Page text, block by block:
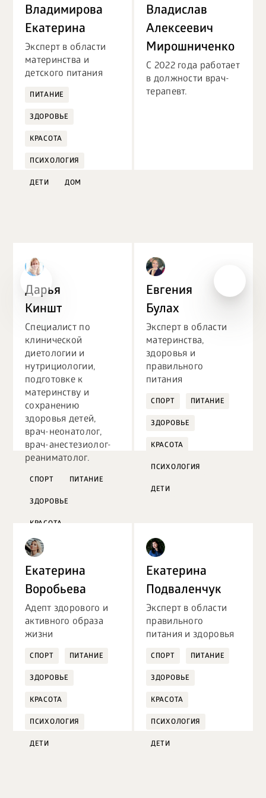
Владимирова
Екатерина
Эксперт в области
материнства и
детского питания
ПИТАНИЕ
ЗДОРОВЬЕ
КРАСОТА
ПСИХОЛОГИЯ
ДЕТИ ДОМ
Владислав
Алексеевич
Мирошниченко
С 2022 года работает
в должности врач-
терапевт.
Дарья
Киншт
Специалист по
клинической
диетологии и
нутрициологии,
подготовке к
материнству и
сохранению
здоровья детей,
врач-неонатолог,
врач-анестезиолог-
реаниматолог.
СПОРТ ПИТАНИЕ
ЗДОРОВЬЕ
КРАСОТА
Евгения
Булах
Эксперт в области
материнства,
здоровья и
правильного
питания
СПОРТ ПИТАНИЕ
ЗДОРОВЬЕ
КРАСОТА
ПСИХОЛОГИЯ
ДЕТИ
Екатерина
Воробьева
Адепт здорового и
активного образа
жизни
СПОРТ ПИТАНИЕ
ЗДОРОВЬЕ
КРАСОТА
ПСИХОЛОГИЯ
ДЕТИ
Екатерина
Подваленчук
Эксперт в области
правильного
питания и здоровья
СПОРТ ПИТАНИЕ
ЗДОРОВЬЕ
КРАСОТА
ПСИХОЛОГИЯ
ДЕТИ